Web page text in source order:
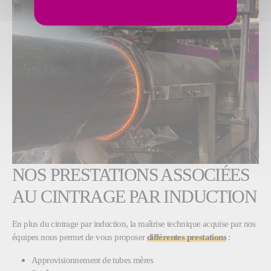
NOS PRESTATIONS ASSOCIÉES
AU CINTRAGE PAR INDUCTION
En plus du cintrage par induction, la maîtrise technique acquise par nos
équipes nous permet de vous proposerdifférentes prestations:
Approvisionnement de tubes mères